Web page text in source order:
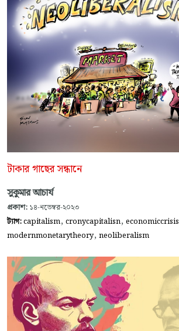
টাকার গাছের সন্ধানে
সুকুমার আচার্য
প্রকাশ: ১৪-নভেম্বর-২০২৩
ট্যাগ:capitalism, cronycapitalisn, economiccrisis
modernmonetarytheory, neoliberalism